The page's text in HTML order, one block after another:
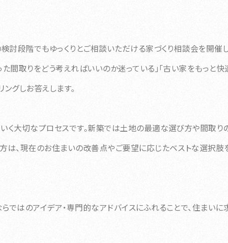
討段階でもゆっくりとご相談いただける家づくり相談会を開催し
間取りをどう考えればいいのか迷っている」「古い家をもっと
グしお答えします。
く大切なプロセスです。新築では土地の最適な選び方や間取り
は、現在のお住まいの改善点やご要望に応じたベストな選択
ではのアイデア・専門的なアドバイスにふれることで、住まい